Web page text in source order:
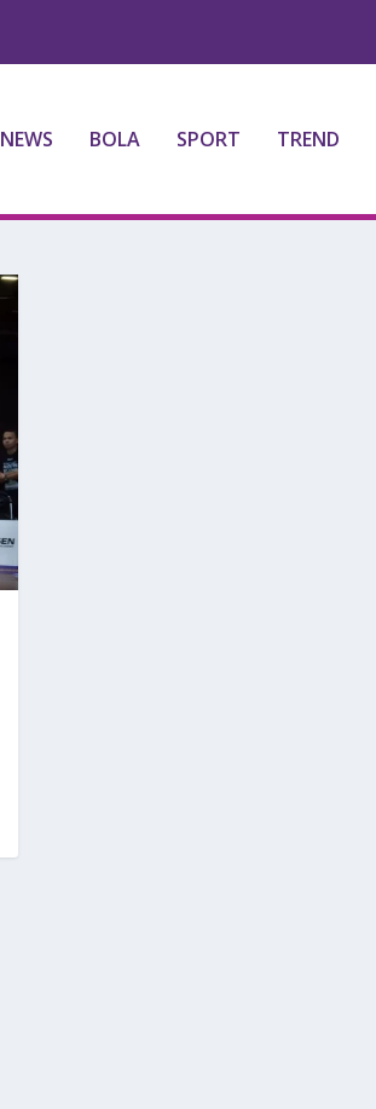
NEWS BOLA SPORT TREND